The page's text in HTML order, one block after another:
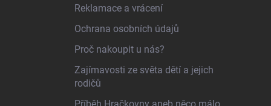
Reklamace a vrácení
Ochrana osobních údajů
Proč nakoupit u nás?
Zajímavosti ze světa dětí a jejich
rodičů